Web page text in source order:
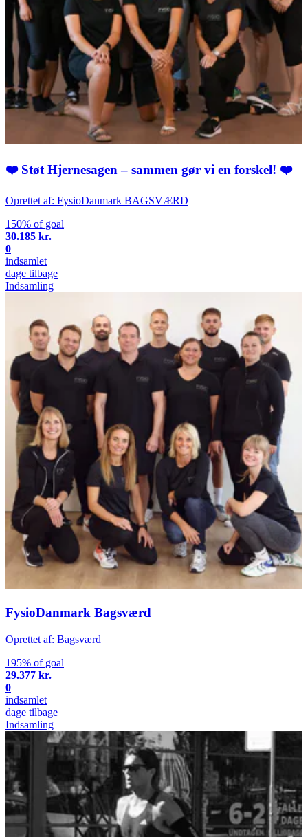
❤️ Støt Hjernesagen – sammen gør vi en forskel! ❤️
Oprettet af: FysioDanmark BAGSVÆRD
150% of goal
30.185 kr.
0
indsamlet
dage tilbage
Indsamling
FysioDanmark Bagsværd
Oprettet af: Bagsværd
195% of goal
29.377 kr.
0
indsamlet
dage tilbage
Indsamling